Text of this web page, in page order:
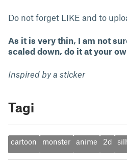
Do not forget LIKE and to
As it is very thin, I am not
scaled down, do it at your
Inspired by a sticker
Tagi
cartoon monster anime 2d